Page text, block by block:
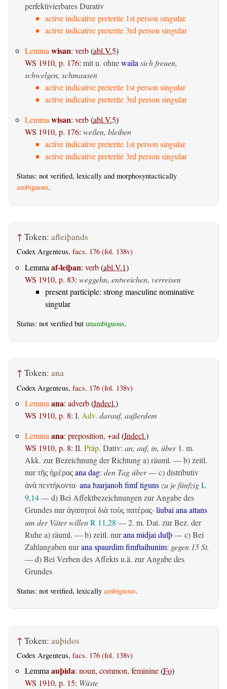
perfektivierbares Durativ
active indicative preterite 1st person singular
active indicative preterite 3rd person singular
Lemmawisan: verb(abl.V.5)
WS 1910, p. 176: mit u. ohnewailasich freuen,
schwelgen, schmausen
active indicative preterite 1st person singular
active indicative preterite 3rd person singular
Lemmawisan: verb(abl.V.5)
WS 1910, p. 176: weilen, bleiben
active indicative preterite 1st person singular
active indicative preterite 3rd person singular
Status: not verified, lexically and morphosyntactically
ambiguous.
↑ Token: afleiþands
Codex Argenteus, facs. 176 (fol. 138v)
Lemma af-leiþan: verb(abl.V.1)
WS 1910, p. 83: weggehn, entweichen, verreisen
present participle: strong masculine nominative
singular
Status: not verified but unambiguous.
↑ Token: ana
Codex Argenteus, facs. 176 (fol. 138v)
Lemma ana: adverb(Indecl.)
WS 1910, p. 8: I. Adv. darauf, außerdem
Lemma ana: preposition, +ad (Indecl.)
WS 1910, p. 8: II. Präp. Dativ: an, auf, in, über1. m.
Akk. zur Bezeichnung der Richtunga)räuml. — b)zeitl.
nurτῆς ἡμέρας ana dag: den Tag über— c)distributiv
ἀνὰ πεντήκοντα· ana ƕarjanoh fimf tiguns zu je fünfzigL
9,14— d) Bei Affektbezeichnungen zur Angabe des
Grundes nurἀγαπητοὶ διὰ τοὺς πατέρας· liubai ana attans
um der Väter willenR 11,28 — 2. m. Dat. zur Bez. der
Ruhea)räuml. — b)zeitl. nurana midjai dulþ— c) Bei
Zahlangaben nurana spaurdim fimftaihunim: gegen 15 St.
— d) Bei Verben des Affekts u.ä. zur Angabe des
Grundes
Status: not verified, lexically ambiguous.
↑ Token: auþidos
Codex Argenteus, facs. 176 (fol. 138v)
Lemmaauþida: noun, common, feminine(Fo)
WS 1910, p. 15: Wüste